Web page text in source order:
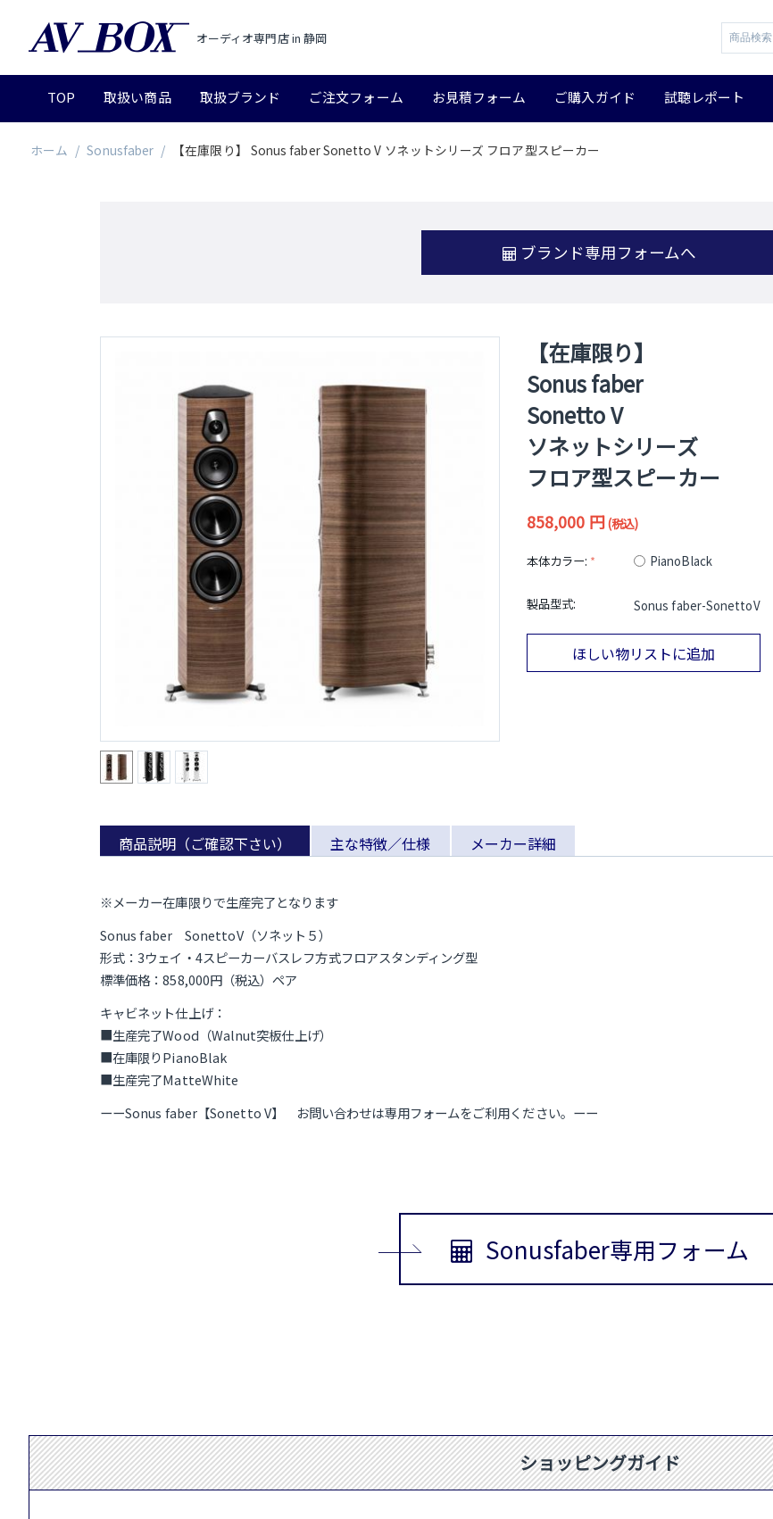
オーディオ専門店 in 静岡
TOP 取扱い商品 取扱ブランド ご注文フォーム お見積フォーム ご購入ガイド 試聴レポート
ホーム / Sonusfaber / 【在庫限り】 Sonus faber Sonetto V ソネットシリーズ フロア型スピーカー
ブランド専用フォームへ
【在庫限り】
Sonus faber
Sonetto V
ソネットシリーズ
フロア型スピーカー
858,000 円(税込)
本体カラー: PianoBlack
製品型式: Sonus faber-SonettoV
ほしい物リストに追加
商品説明（ご確認下さい） 主な特徴／仕様 メーカー詳細
※メーカー在庫限りで生産完了となります
Sonus faber SonettoV（ソネット５）
形式：3ウェイ・4スピーカーバスレフ方式フロアスタンディング型
標準価格：858,000円（税込）ペア
キャビネット仕上げ：
■生産完了Wood（Walnut突板仕上げ）
■在庫限りPianoBlak
■生産完了MatteWhite
ーーSonus faber【Sonetto V】 お問い合わせは専用フォームをご利用ください。ーー
Sonusfaber専用フォーム
ショッピングガイド